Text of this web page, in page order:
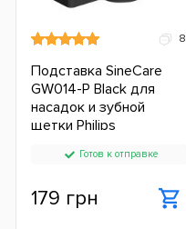
8
Подставка SineCare
GW014-P Black для
насадок и зубной
щетки Philips
Готов к отправке
179 грн